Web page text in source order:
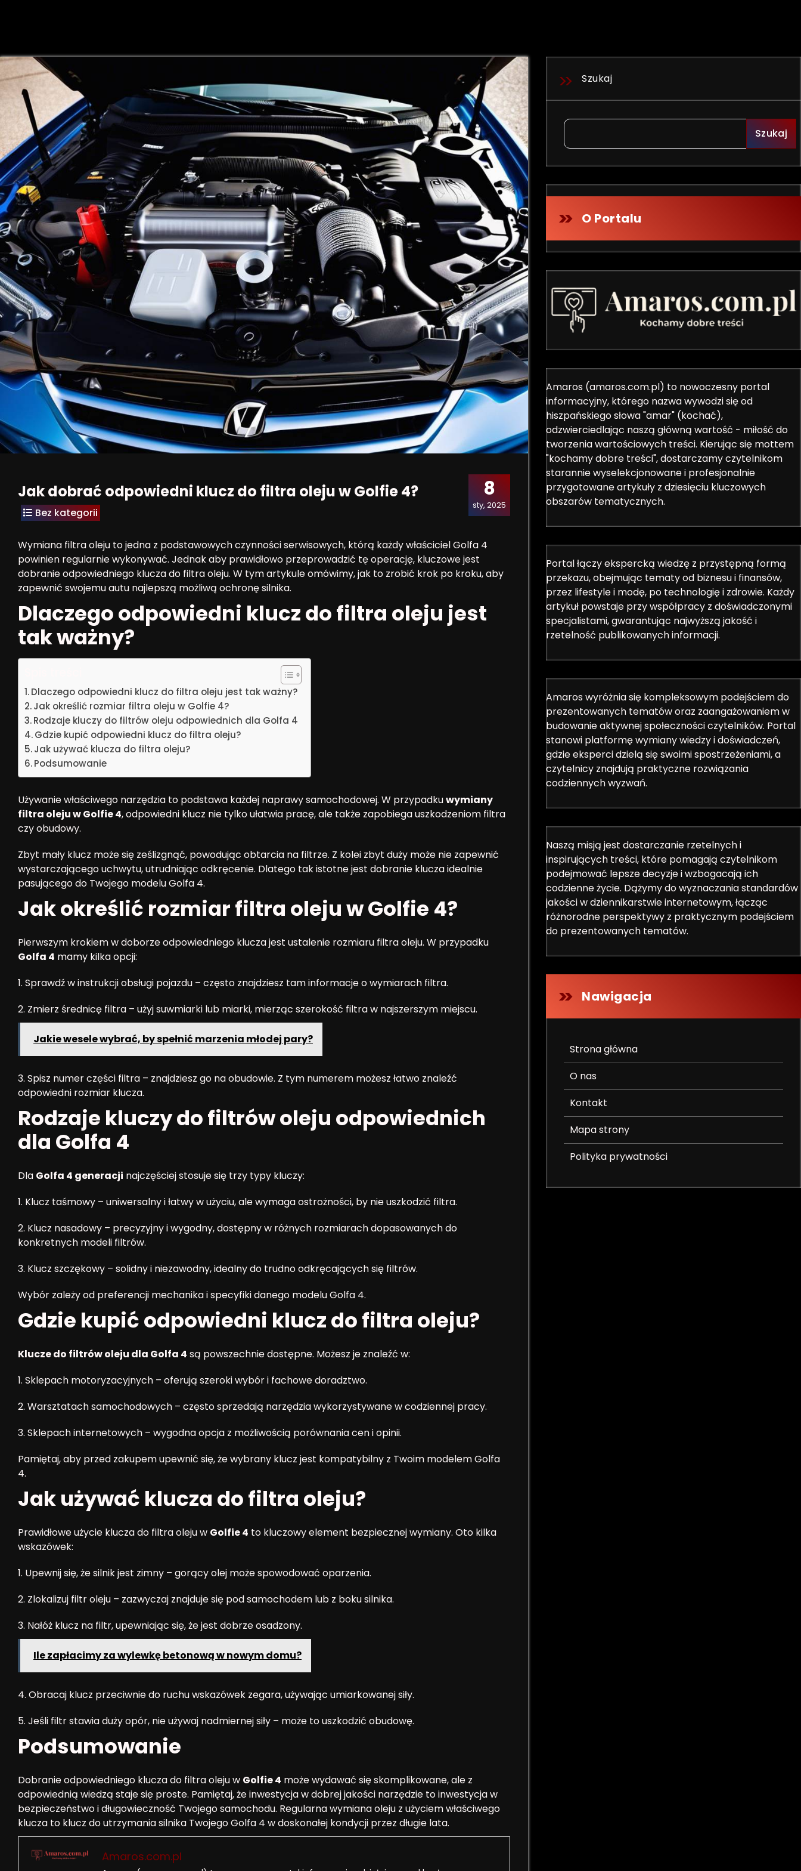
8
sty, 2025
Jak dobrać odpowiedni klucz do filtra oleju w Golfie 4?
Bez kategorii
Wymiana filtra oleju to jedna z podstawowych czynności serwisowych, którą każdy właściciel Golfa 4
powinien regularnie wykonywać. Jednak aby prawidłowo przeprowadzić tę operację, kluczowe jest
dobranie odpowiedniego klucza do filtra oleju. W tym artykule omówimy, jak to zrobić krok po kroku, aby
zapewnić swojemu autu najlepszą możliwą ochronę silnika.
Dlaczego odpowiedni klucz do filtra oleju jest
tak ważny?
Dlaczego odpowiedni klucz do filtra oleju jest tak ważny?
Jak określić rozmiar filtra oleju w Golfie 4?
Rodzaje kluczy do filtrów oleju odpowiednich dla Golfa 4
Gdzie kupić odpowiedni klucz do filtra oleju?
Jak używać klucza do filtra oleju?
Podsumowanie
Używanie właściwego narzędzia to podstawa każdej naprawy samochodowej. W przypadkuwymiany
filtra oleju w Golfie 4, odpowiedni klucz nie tylko ułatwia pracę, ale także zapobiega uszkodzeniom filtra
czy obudowy.
Zbyt mały klucz może się ześlizgnąć, powodując obtarcia na filtrze. Z kolei zbyt duży może nie zapewnić
wystarczającego uchwytu, utrudniając odkręcenie. Dlatego tak istotne jest dobranie klucza idealnie
pasującego do Twojego modelu Golfa 4.
Jak określić rozmiar filtra oleju w Golfie 4?
Pierwszym krokiem w doborze odpowiedniego klucza jest ustalenie rozmiaru filtra oleju. W przypadku
Golfa 4 mamy kilka opcji:
1. Sprawdź w instrukcji obsługi pojazdu – często znajdziesz tam informacje o wymiarach filtra.
2. Zmierz średnicę filtra – użyj suwmiarki lub miarki, mierząc szerokość filtra w najszerszym miejscu.
Jakie wesele wybrać, by spełnić marzenia młodej pary?
3. Spisz numer części filtra – znajdziesz go na obudowie. Z tym numerem możesz łatwo znaleźć
odpowiedni rozmiar klucza.
Rodzaje kluczy do filtrów oleju odpowiednich
dla Golfa 4
Dla Golfa 4 generacji najczęściej stosuje się trzy typy kluczy:
1. Klucz taśmowy – uniwersalny i łatwy w użyciu, ale wymaga ostrożności, by nie uszkodzić filtra.
2. Klucz nasadowy – precyzyjny i wygodny, dostępny w różnych rozmiarach dopasowanych do
konkretnych modeli filtrów.
3. Klucz szczękowy – solidny i niezawodny, idealny do trudno odkręcających się filtrów.
Wybór zależy od preferencji mechanika i specyfiki danego modelu Golfa 4.
Gdzie kupić odpowiedni klucz do filtra oleju?
Klucze do filtrów oleju dla Golfa 4 są powszechnie dostępne. Możesz je znaleźć w:
1. Sklepach motoryzacyjnych – oferują szeroki wybór i fachowe doradztwo.
2. Warsztatach samochodowych – często sprzedają narzędzia wykorzystywane w codziennej pracy.
3. Sklepach internetowych – wygodna opcja z możliwością porównania cen i opinii.
Pamiętaj, aby przed zakupem upewnić się, że wybrany klucz jest kompatybilny z Twoim modelem Golfa
4.
Jak używać klucza do filtra oleju?
Prawidłowe użycie klucza do filtra oleju w Golfie 4 to kluczowy element bezpiecznej wymiany. Oto kilka
wskazówek:
1. Upewnij się, że silnik jest zimny – gorący olej może spowodować oparzenia.
2. Zlokalizuj filtr oleju – zazwyczaj znajduje się pod samochodem lub z boku silnika.
3. Nałóż klucz na filtr, upewniając się, że jest dobrze osadzony.
Ile zapłacimy za wylewkę betonową w nowym domu?
4. Obracaj klucz przeciwnie do ruchu wskazówek zegara, używając umiarkowanej siły.
5. Jeśli filtr stawia duży opór, nie używaj nadmiernej siły – może to uszkodzić obudowę.
Podsumowanie
Dobranie odpowiedniego klucza do filtra oleju w Golfie 4 może wydawać się skomplikowane, ale z
odpowiednią wiedzą staje się proste. Pamiętaj, że inwestycja w dobrej jakości narzędzie to inwestycja w
bezpieczeństwo i długowieczność Twojego samochodu. Regularna wymiana oleju z użyciem właściwego
klucza to klucz do utrzymania silnika Twojego Golfa 4 w doskonałej kondycji przez długie lata.
Amaros.com.pl
Szukaj
Szukaj
O Portalu
Amaros (amaros.com.pl) to nowoczesny portal
informacyjny, którego nazwa wywodzi się od
hiszpańskiego słowa "amar" (kochać),
odzwierciedlając naszą główną wartość - miłość do
tworzenia wartościowych treści. Kierując się mottem
"kochamy dobre treści", dostarczamy czytelnikom
starannie wyselekcjonowane i profesjonalnie
przygotowane artykuły z dziesięciu kluczowych
obszarów tematycznych.
Portal łączy ekspercką wiedzę z przystępną formą
przekazu, obejmując tematy od biznesu i finansów,
przez lifestyle i modę, po technologię i zdrowie. Każdy
artykuł powstaje przy współpracy z doświadczonymi
specjalistami, gwarantując najwyższą jakość i
rzetelność publikowanych informacji.
Amaros wyróżnia się kompleksowym podejściem do
prezentowanych tematów oraz zaangażowaniem w
budowanie aktywnej społeczności czytelników. Portal
stanowi platformę wymiany wiedzy i doświadczeń,
gdzie eksperci dzielą się swoimi spostrzeżeniami, a
czytelnicy znajdują praktyczne rozwiązania
codziennych wyzwań.
Naszą misją jest dostarczanie rzetelnych i
inspirujących treści, które pomagają czytelnikom
podejmować lepsze decyzje i wzbogacają ich
codzienne życie. Dążymy do wyznaczania standardów
jakości w dziennikarstwie internetowym, łącząc
różnorodne perspektywy z praktycznym podejściem
do prezentowanych tematów.
Nawigacja
Strona główna
O nas
Kontakt
Mapa strony
Polityka prywatności